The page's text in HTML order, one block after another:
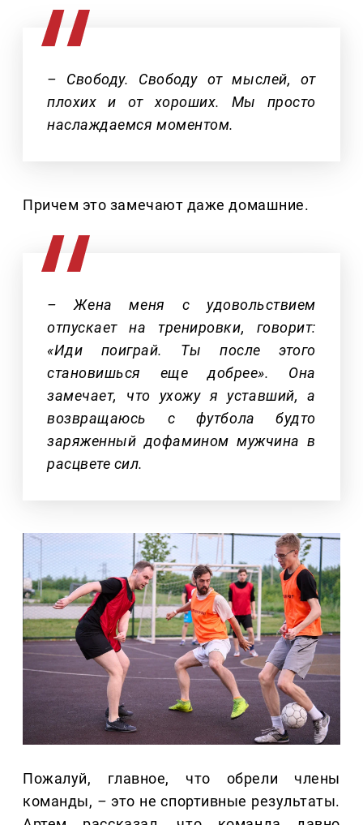
– Свободу. Свободу от мыслей, от
плохих и от хороших. Мы просто
наслаждаемся моментом.
Причем это замечают даже домашние.
– Жена меня с удовольствием
отпускает на тренировки, говорит:
«Иди поиграй. Ты после этого
становишься еще добрее». Она
замечает, что ухожу я уставший, а
возвращаюсь с футбола будто
заряженный дофамином мужчина в
расцвете сил.
Пожалуй, главное, что обрели члены
команды, – это не спортивные результаты.